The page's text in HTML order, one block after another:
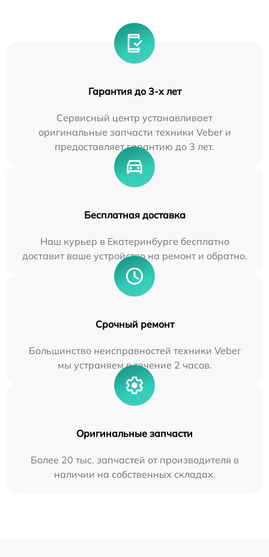
Гарантия до 3-х лет
Сервисный центр устанавливает
оригинальные запчасти техники Veber и
предоставляет гарантию до 3 лет.
Бесплатная доставка
Наш курьер в Екатеринбурге бесплатно
доставит ваше устройство на ремонт и обратно.
Срочный ремонт
Большинство неисправностей техники Veber
мы устраняем в течение 2 часов.
Оригинальные запчасти
Более 20 тыс. запчастей от производителя в
наличии на собственных складах.